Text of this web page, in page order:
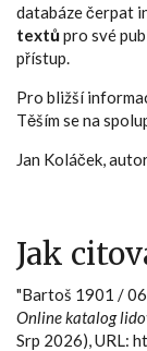
databáze čerpat
textůpro své
přístup.
Pro bližší
Těším se na
Jan Koláček,
Jak
"Bartoš 1901 /
Online katalog
Srp 2026), URL: